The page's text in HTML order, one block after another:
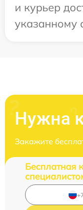
и курьер
указанному
Нужна
Закажите
Бесплатная